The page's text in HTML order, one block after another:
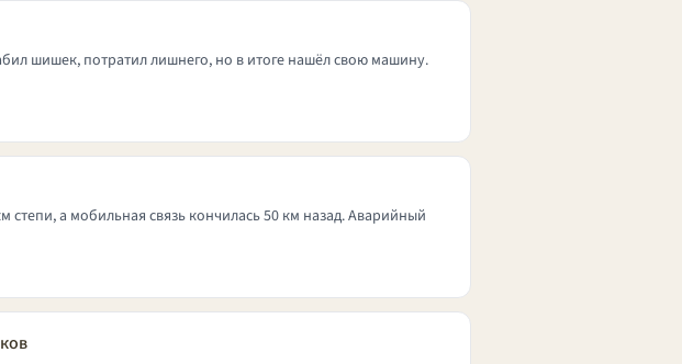
шишек, потратил лишнего, но в итоге нашёл свою машину.
а мобильная связь кончилась 50 км назад. Аварийный